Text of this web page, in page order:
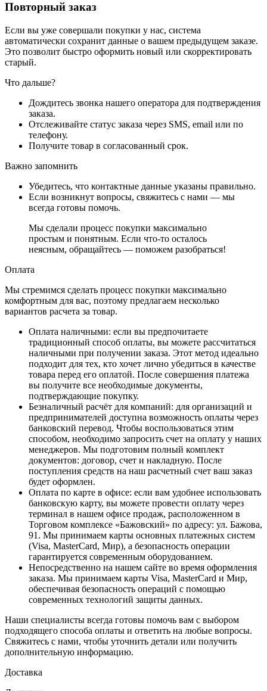
Повторный заказ
Если вы уже совершали покупки у нас, система
автоматически сохранит данные о вашем предыдущем заказе.
Это позволит быстро оформить новый или скорректировать
старый.
Что дальше?
Дождитесь звонка нашего оператора для подтверждения
заказа.
Отслеживайте статус заказа через SMS, email или по
телефону.
Получите товар в согласованный срок.
Важно запомнить
Убедитесь, что контактные данные указаны правильно.
Если возникнут вопросы, свяжитесь с нами — мы
всегда готовы помочь.
Мы сделали процесс покупки максимально
простым и понятным. Если что-то осталось
неясным, обращайтесь — поможем разобраться!
Оплата
Мы стремимся сделать процесс покупки максимально
комфортным для вас, поэтому предлагаем несколько
вариантов расчета за товар.
Оплата наличными: если вы предпочитаете
традиционный способ оплаты, вы можете рассчитаться
наличными при получении заказа. Этот метод идеально
подходит для тех, кто хочет лично убедиться в качестве
товара перед его оплатой. После совершения платежа
вы получите все необходимые документы,
подтверждающие покупку.
Безналичный расчёт для компаний: для организаций и
предпринимателей доступна возможность оплаты через
банковский перевод. Чтобы воспользоваться этим
способом, необходимо запросить счет на оплату у наших
менеджеров. Мы подготовим полный комплект
документов: договор, счет и накладную. После
поступления средств на наш расчетный счет ваш заказ
будет оформлен.
Оплата по карте в офисе: если вам удобнее использовать
банковскую карту, вы можете провести оплату через
терминал в нашем офисе продаж, расположенном в
Торговом комплексе «Бажовский» по адресу: ул. Бажова,
91. Мы принимаем карты основных платежных систем
(Visa, MasterCard, Мир), а безопасность операции
гарантируется современным оборудованием.
Непосредственно на нашем сайте во время оформления
заказа. Мы принимаем карты Visa, MasterCard и Мир,
обеспечивая безопасность операций с помощью
современных технологий защиты данных.
Наши специалисты всегда готовы помочь вам с выбором
подходящего способа оплаты и ответить на любые вопросы.
Свяжитесь с нами, чтобы уточнить детали или получить
дополнительную информацию.
Доставка